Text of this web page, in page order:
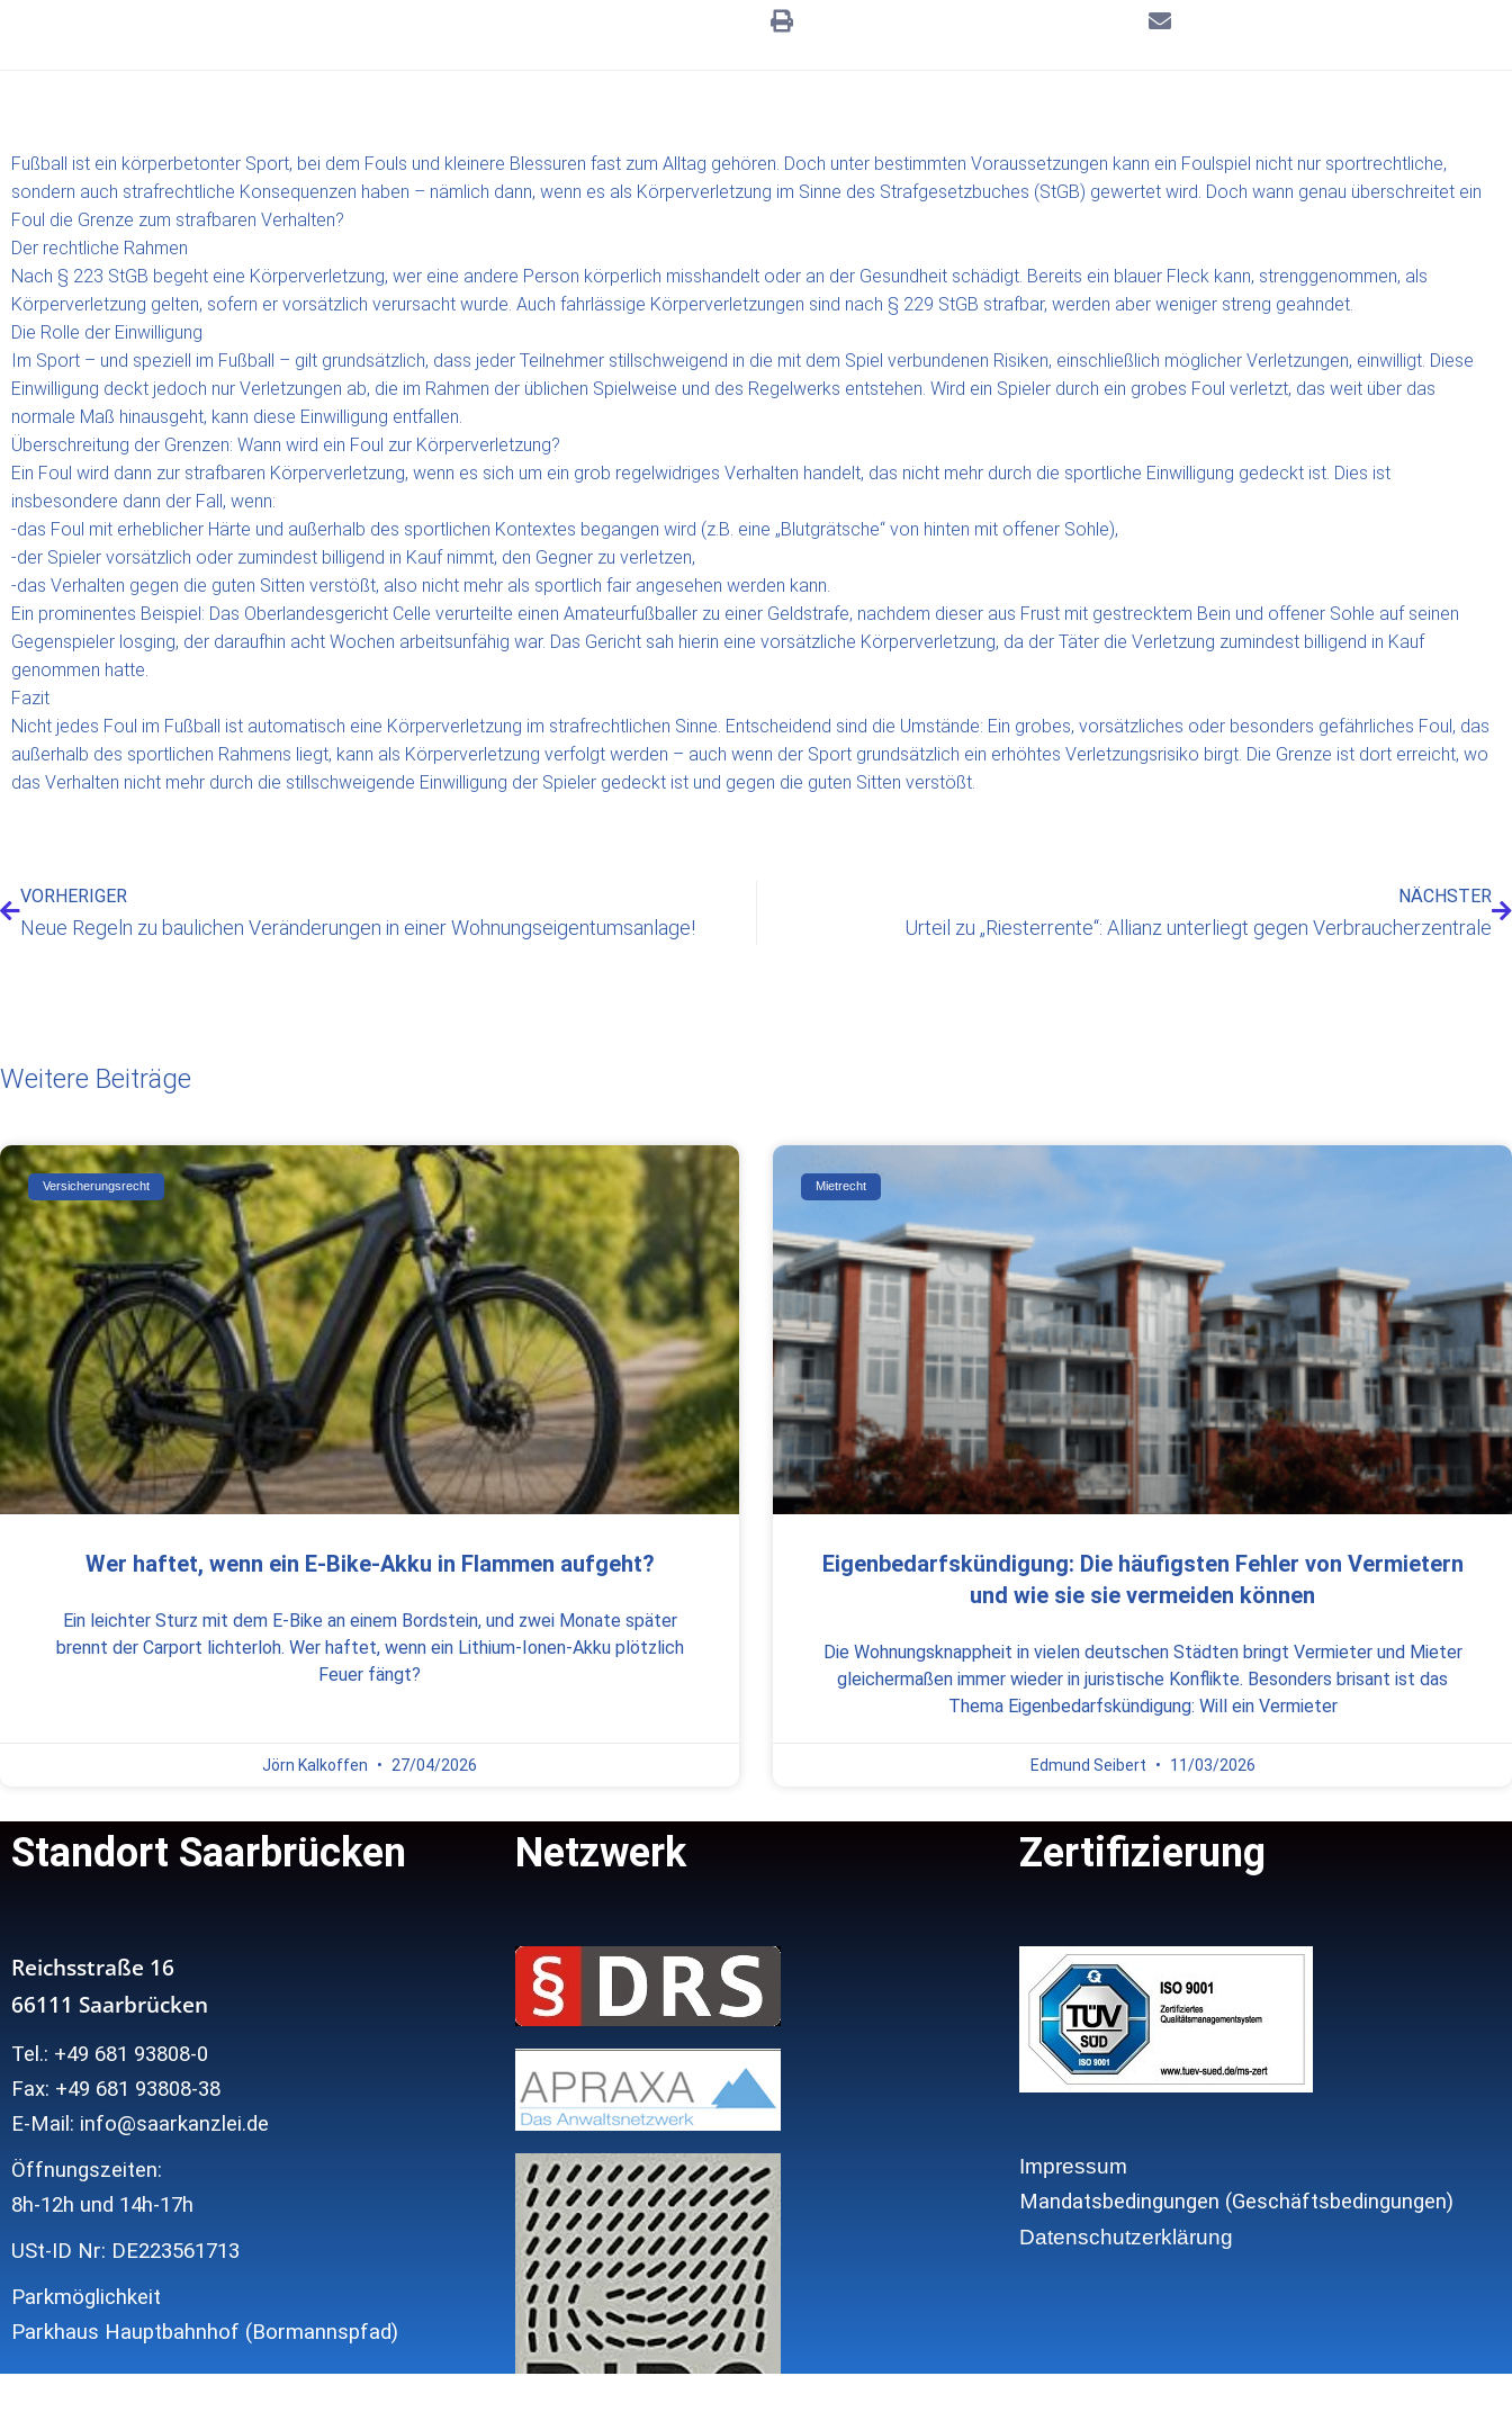
Fußball ist ein körperbetonter Sport, bei dem Fouls und kleinere Blessuren fast zum Alltag gehören. Doch unter bestimmten Voraussetzungen kann ein Foulspiel nicht nur sportrechtliche,
sondern auch strafrechtliche Konsequenzen haben – nämlich dann, wenn es als Körperverletzung im Sinne des Strafgesetzbuches (StGB) gewertet wird. Doch wann genau überschreitet ein
Foul die Grenze zum strafbaren Verhalten?
Der rechtliche Rahmen
Nach § 223 StGB begeht eine Körperverletzung, wer eine andere Person körperlich misshandelt oder an der Gesundheit schädigt. Bereits ein blauer Fleck kann, strenggenommen, als
Körperverletzung gelten, sofern er vorsätzlich verursacht wurde. Auch fahrlässige Körperverletzungen sind nach § 229 StGB strafbar, werden aber weniger streng geahndet.
Die Rolle der Einwilligung
Im Sport – und speziell im Fußball – gilt grundsätzlich, dass jeder Teilnehmer stillschweigend in die mit dem Spiel verbundenen Risiken, einschließlich möglicher Verletzungen, einwilligt. Diese
Einwilligung deckt jedoch nur Verletzungen ab, die im Rahmen der üblichen Spielweise und des Regelwerks entstehen. Wird ein Spieler durch ein grobes Foul verletzt, das weit über das
normale Maß hinausgeht, kann diese Einwilligung entfallen.
Überschreitung der Grenzen: Wann wird ein Foul zur Körperverletzung?
Ein Foul wird dann zur strafbaren Körperverletzung, wenn es sich um ein grob regelwidriges Verhalten handelt, das nicht mehr durch die sportliche Einwilligung gedeckt ist. Dies ist
insbesondere dann der Fall, wenn:
-das Foul mit erheblicher Härte und außerhalb des sportlichen Kontextes begangen wird (z.B. eine „Blutgrätsche“ von hinten mit offener Sohle),
-der Spieler vorsätzlich oder zumindest billigend in Kauf nimmt, den Gegner zu verletzen,
-das Verhalten gegen die guten Sitten verstößt, also nicht mehr als sportlich fair angesehen werden kann.
Ein prominentes Beispiel: Das Oberlandesgericht Celle verurteilte einen Amateurfußballer zu einer Geldstrafe, nachdem dieser aus Frust mit gestrecktem Bein und offener Sohle auf seinen
Gegenspieler losging, der daraufhin acht Wochen arbeitsunfähig war. Das Gericht sah hierin eine vorsätzliche Körperverletzung, da der Täter die Verletzung zumindest billigend in Kauf
genommen hatte.
Fazit
Nicht jedes Foul im Fußball ist automatisch eine Körperverletzung im strafrechtlichen Sinne. Entscheidend sind die Umstände: Ein grobes, vorsätzliches oder besonders gefährliches Foul, das
außerhalb des sportlichen Rahmens liegt, kann als Körperverletzung verfolgt werden – auch wenn der Sport grundsätzlich ein erhöhtes Verletzungsrisiko birgt. Die Grenze ist dort erreicht, wo
das Verhalten nicht mehr durch die stillschweigende Einwilligung der Spieler gedeckt ist und gegen die guten Sitten verstößt.
VORHERIGER
Neue Regeln zu baulichen Veränderungen in einer Wohnungseigentumsanlage!
NÄCHSTER
Urteil zu „Riesterrente“: Allianz unterliegt gegen Verbraucherzentrale
Weitere Beiträge
Versicherungsrecht
Wer haftet, wenn ein E-Bike-Akku in Flammen aufgeht?
Ein leichter Sturz mit dem E-Bike an einem Bordstein, und zwei Monate später
brennt der Carport lichterloh. Wer haftet, wenn ein Lithium-Ionen-Akku plötzlich
Feuer fängt?
Jörn Kalkoffen 27/04/2026
Mietrecht
Eigenbedarfskündigung: Die häufigsten Fehler von Vermietern
und wie sie sie vermeiden können
Die Wohnungsknappheit in vielen deutschen Städten bringt Vermieter und Mieter
gleichermaßen immer wieder in juristische Konflikte. Besonders brisant ist das
Thema Eigenbedarfskündigung: Will ein Vermieter
Edmund Seibert 11/03/2026
Standort Saarbrücken
Reichsstraße 16
66111 Saarbrücken
Tel.: +49 681 93808-0
Fax: +49 681 93808-38
E-Mail: info@saarkanzlei.de
Öffnungszeiten:
8h-12h und 14h-17h
USt-ID Nr: DE223561713
Parkmöglichkeit
Parkhaus Hauptbahnhof (Bormannspfad)
Netzwerk Zertifizierung
Impressum
Mandatsbedingungen (Geschäftsbedingungen)
Datenschutzerklärung